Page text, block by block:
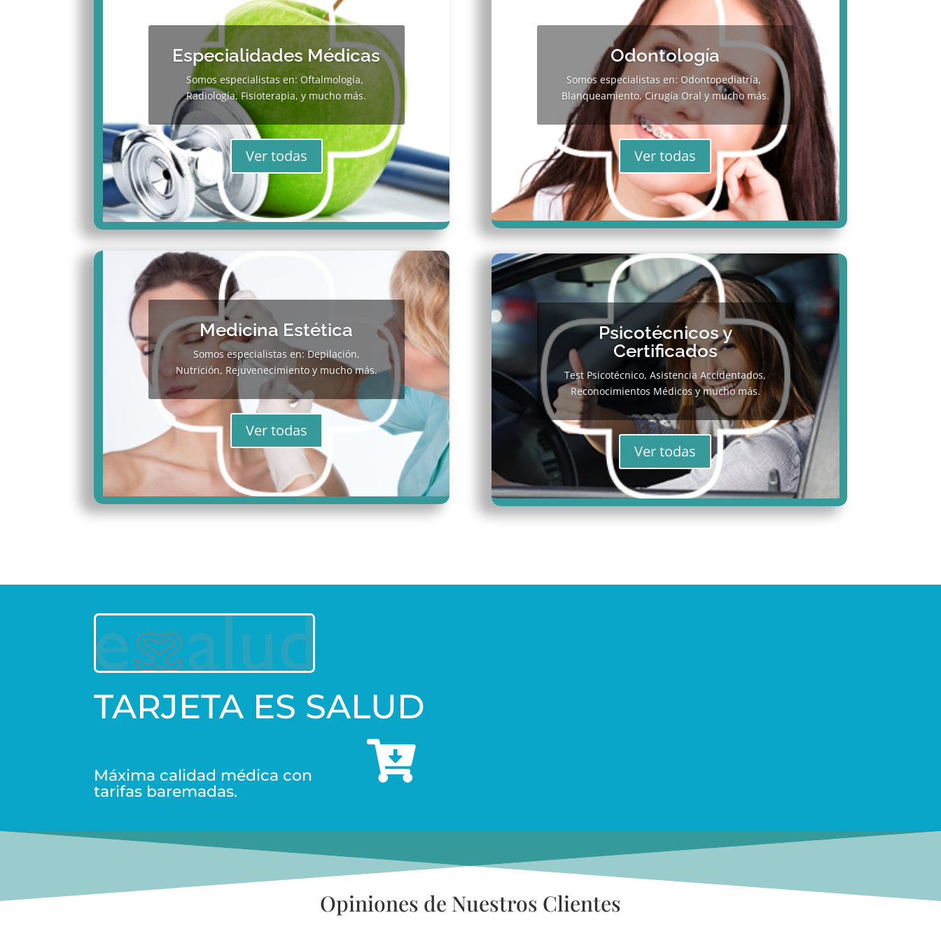
Especialidades Médicas
Somos especialistas en: Oftalmología,
Radiología, Fisioterapia, y mucho más.
Ver todas
Medicina Estética
Somos especialistas en: Depilación,
Nutrición, Rejuvenecimiento y mucho más.
Ver todas
Odontología
Somos especialistas en: Odontopediatría,
Blanqueamiento, Cirugía Oral y mucho más.
Ver todas
Psicotécnicos y
Certificados
Test Psicotécnico, Asistencia Accidentados,
Reconocimientos Médicos y mucho más.
Ver todas
TARJETA ES SALUD
Máxima calidad médica con
tarifas baremadas.

Opiniones de Nuestros Clientes